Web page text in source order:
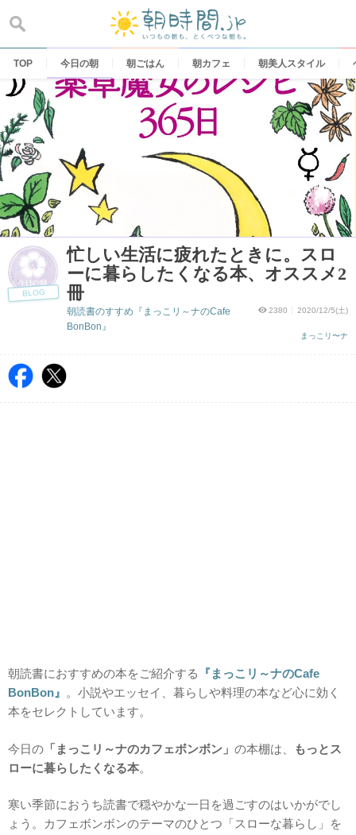
content
TOP 今日の朝 朝ごはん 朝カフェ 朝美人スタイル
BLOG
忙しい生活に疲れたときに。スロ
ーに暮らしたくなる本、オススメ2
冊
2380 2020/12/5(土)
まっこリ〜ナ
朝読書のすすめ『まっこリ～ナのCafe
BonBon』
朝読書におすすめの本をご紹介する
『まっこリ～ナのCafe
BonBon』 。小説やエッセイ、暮らしや料理の本など心に効く
本をセレクトしています。
今日の 「まっこリ～ナのカフェボンボン」 の本棚は、
もっとス
ローに暮らしたくなる本。
寒い季節におうち読書で穏やかな一日を過ごすのはいかがでし
ょう。カフェボンボンのテーマのひとつ「スローな暮らし」を